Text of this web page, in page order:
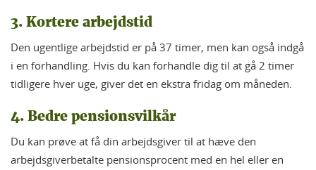
3. Kortere arbejdstid
Den ugentlige arbejdstid er på 37 timer, men kan også indgå
i en forhandling. Hvis du kan forhandle dig til at gå 2 timer
tidligere hver uge, giver det en ekstra fridag om måneden.
4. Bedre pensionsvilkår
Du kan prøve at få din arbejdsgiver til at hæve den
arbejdsgiverbetalte pensionsprocent med en hel eller en